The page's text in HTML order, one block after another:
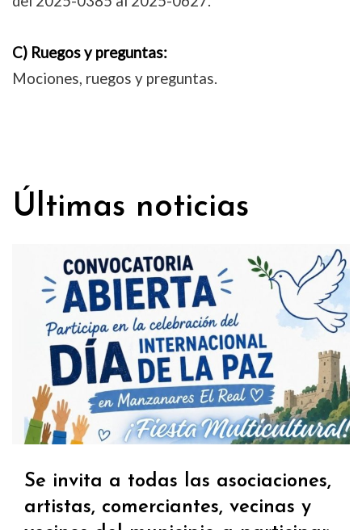
C) Ruegos y preguntas:
Mociones, ruegos y preguntas.
Últimas noticias
Se invita a todas las asociaciones,
artistas, comerciantes, vecinas y